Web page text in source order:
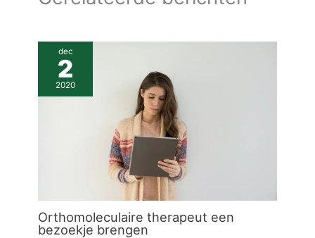
dec
2
2020
Orthomoleculaire therapeut een
bezoekje brengen